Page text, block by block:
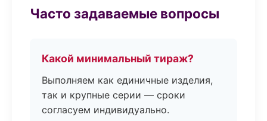
Часто задаваемые вопросы
Какой минимальный тираж?
Выполняем как единичные изделия,
так и крупные серии — сроки
согласуем индивидуально.